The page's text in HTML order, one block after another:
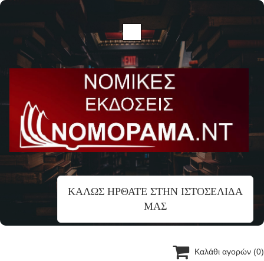
ΚΑΛΩΣ ΗΡΘΑΤΕ ΣΤΗΝ ΙΣΤΟΣΕΛΙΔΑ
ΜΑΣ
 Καλάθι αγορών (0)